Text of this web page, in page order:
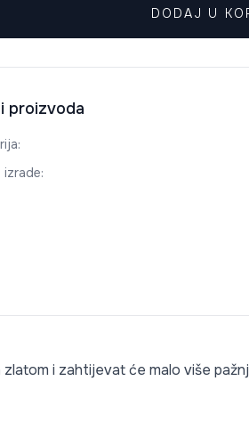
DODAJ U
proizvoda
:
izrade:
i zahtijevat će malo više